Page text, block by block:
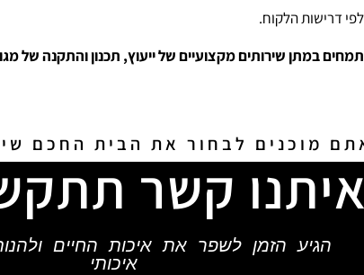
דרישות הלקוח.
במתן שירותים מקצועיים של ייעוץ, תכנון והתקנה של
מוכנים לבחור את הבית החכם
קשר
הגיע הזמן לשפר את איכות החיים
איכותי